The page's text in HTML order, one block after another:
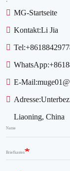
MG-Startseite
Kontakt:Li Jia
Tel:
WhatsApp:
E-Mail:
Adresse:
Liaoning, China
Name
Briefkasten